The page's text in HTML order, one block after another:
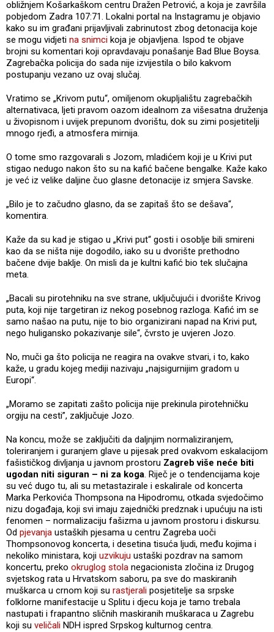
obližnjem Košarkaškom centru Dražen Petrović, a koja je završila
pobjedom Zadra 107:71. Lokalni portal na Instagramu je objavio
kako su im građani prijavljivali zabrinutost zbog detonacija koje
se mogu vidjeti na snimci koja je objavljena. Ispod te objave
brojni su komentari koji opravdavaju ponašanje Bad Blue Boysa.
Zagrebačka policija do sada nije izvijestila o bilo kakvom
postupanju vezano uz ovaj slučaj.
Vratimo se „Krivom putu“, omiljenom okupljalištu zagrebačkih
alternativaca, ljeti pravom oazom idealnom za višesatna druženja
u živopisnom i uvijek prepunom dvorištu, dok su zimi posjetitelji
mnogo rjeđi, a atmosfera mirnija.
O tome smo razgovarali s Jozom, mladićem koji je u Krivi put
stigao nedugo nakon što su na kafić bačene bengalke. Kaže kako
je već iz velike daljine čuo glasne detonacije iz smjera Savske.
„Bilo je to začudno glasno, da se zapitaš što se dešava“,
komentira.
Kaže da su kad je stigao u „Krivi put“ gosti i osoblje bili smireni
kao da se ništa nije dogodilo, iako su u dvorište prethodno
bačene dvije baklje. On misli da je kultni kafić bio tek slučajna
meta.
„Bacali su pirotehniku na sve strane, uključujući i dvorište Krivog
puta, koji nije targetiran iz nekog posebnog razloga. Kafić im se
samo našao na putu, nije to bio organizirani napad na Krivi put,
nego huligansko pokazivanje sile“, čvrsto je uvjeren Jozo.
No, muči ga što policija ne reagira na ovakve stvari, i to, kako
kaže, u gradu kojeg mediji nazivaju „najsigurnijim gradom u
Europi“.
„Moramo se zapitati zašto policija nije prekinula pirotehničku
orgiju na cesti”, zaključuje Jozo.
Na koncu, može se zaključiti da daljnjim normaliziranjem,
toleriranjem i guranjem glave u pijesak pred ovakvom eskalacijom
fašističkog divljanja u javnom prostoru Zagreb više neće biti
ugodan niti siguran – ni za koga. Riječ je o tendencijama koje
su već dugo tu, ali su metastazirale i eskalirale od koncerta
Marka Perkovića Thompsona na Hipodromu, otkada svjedočimo
nizu događaja, koji svi imaju zajednički predznak i upućuju na isti
fenomen – normalizaciju fašizma u javnom prostoru i diskursu.
Od pjevanja ustaških pjesama u centru Zagreba uoči
Thompsonovog koncerta, i desetina tisuća ljudi, među kojima i
nekoliko ministara, koji uzvikuju ustaški pozdrav na samom
koncertu, preko okruglog stola negacionista zločina iz Drugog
svjetskog rata u Hrvatskom saboru, pa sve do maskiranih
muškarca u crnom koji su rastjerali posjetitelje sa srpske
folklorne manifestacije u Splitu i djecu koja je tamo trebala
nastupati i frapantno sličnih maskiranih muškaraca u Zagrebu
koji su veličali NDH ispred Srpskog kulturnog centra.